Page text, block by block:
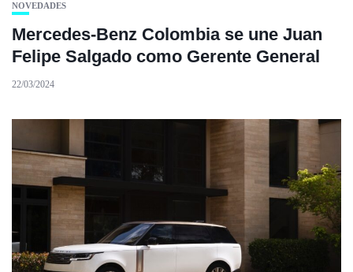
NOVEDADES
Mercedes-Benz Colombia se une Juan
Felipe Salgado como Gerente General
22/03/2024